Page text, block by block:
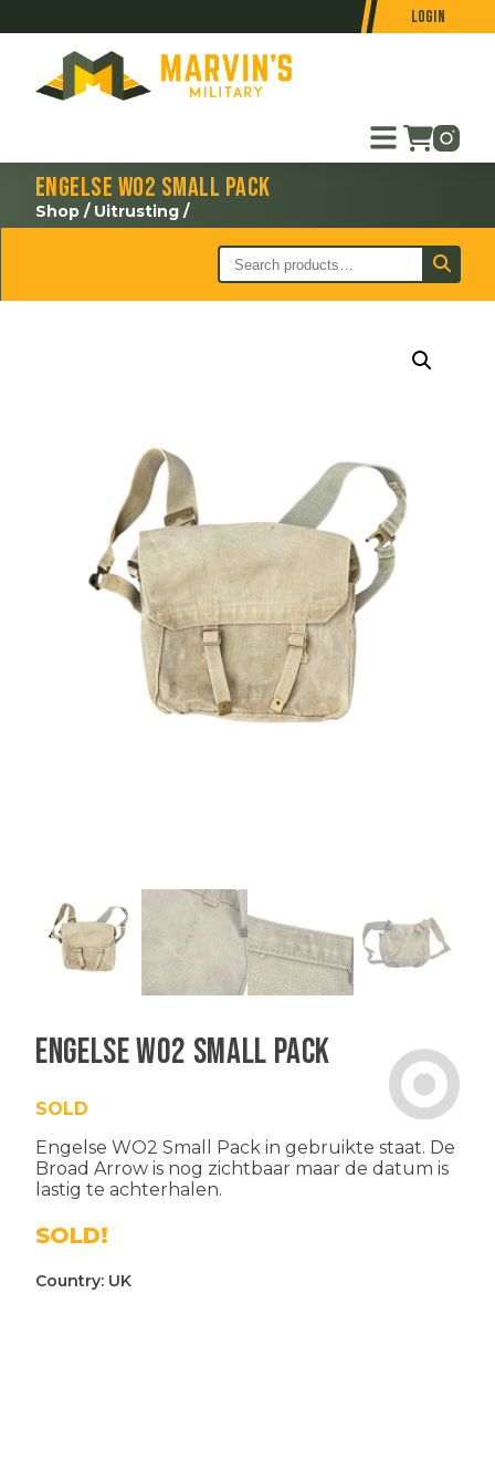
Login
Engelse WO2 Small Pack
Shop / Uitrusting /
Engelse WO2 Small Pack
SOLD
Engelse WO2 Small Pack in gebruikte staat. De
Broad Arrow is nog zichtbaar maar de datum is
lastig te achterhalen.
SOLD!
Country: UK